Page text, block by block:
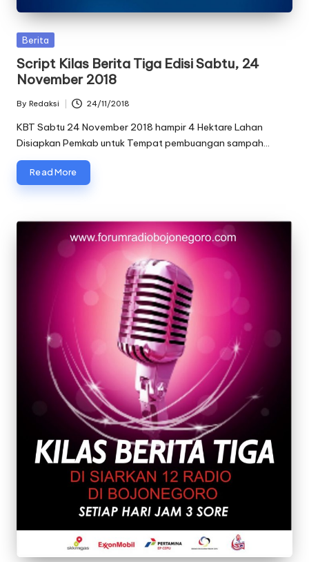
oj
o
n
e
g
o
r
o
Posted
Berita
Script Kilas Berita Tiga Edisi Sabtu, 24
November 2018
Posted
by
By Redaksi 24/11/2018
KBT Sabtu 24 November 2018 hampir 4 Hektare Lahan
Disiapkan Pemkab untuk Tempat pembuangan sampah…
Read More